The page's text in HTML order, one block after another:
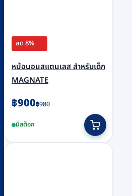
ลด 8%
หม้อนอนสแตนเลส สำหรับเด็ก
MAGNATE
฿980
Original
was:
฿980.
฿900
Current
is:
฿900.
มีสต็อก